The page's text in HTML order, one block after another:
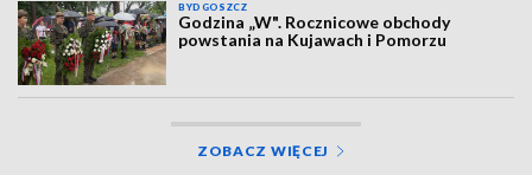
BYDGOSZCZ
Godzina „W". Rocznicowe obchody
powstania na Kujawach i Pomorzu
ZOBACZ WIĘCEJ